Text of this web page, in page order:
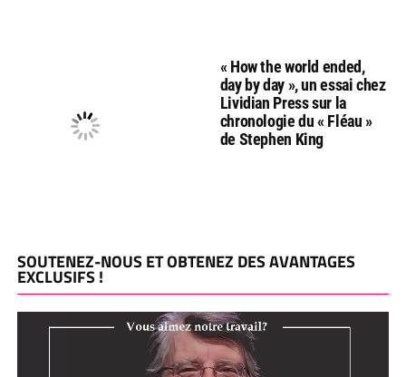
« How the world ended,
day by day », un essai chez
Lividian Press sur la
chronologie du « Fléau »
de Stephen King
SOUTENEZ-NOUS ET OBTENEZ DES AVANTAGES
EXCLUSIFS !